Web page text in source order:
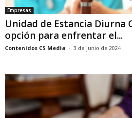
Empresas
Unidad de Estancia Diurna
opción para enfrentar el...
Contenidos CS Media - 3 de junio de 2024